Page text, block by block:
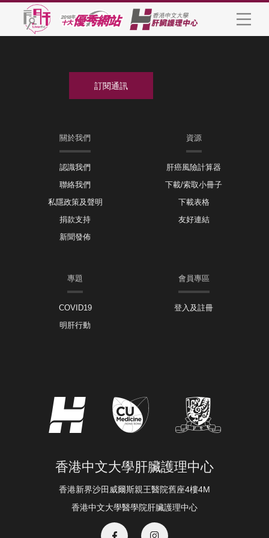
關於我們
認識我們
聯絡我們
私隱政策及聲明
捐款支持
新聞發佈
資源
肝癌風險計算器
下載/索取小冊子
下載表格
友好連結
專題
COVID19
明肝行動
會員專區
登入及註冊
香港中文大學肝臟護理中心
香港新界沙田威爾斯親王醫院舊座4樓4M
香港中文大學醫學院肝臟護理中心